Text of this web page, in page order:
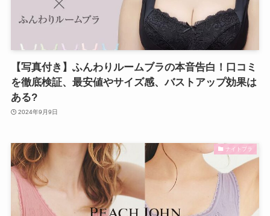
【写真付き】ふんわりルームブラの本音告白！口コミ
を徹底検証、最安値やサイズ感、バストアップ効果は
ある?
2024年9月9日
ナイトブラ